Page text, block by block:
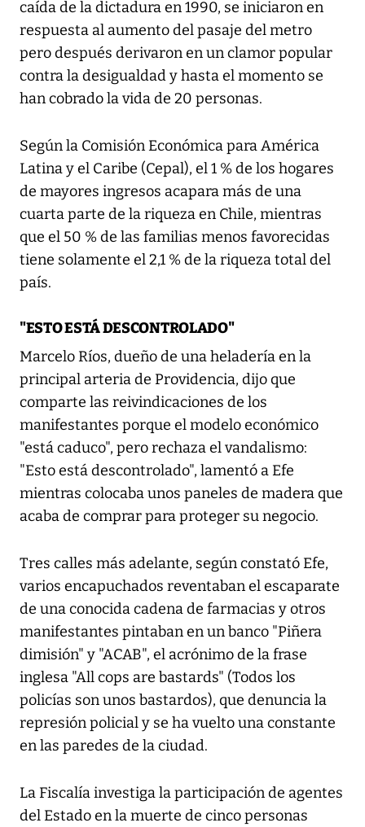
caída de la dictadura en 1990, se iniciaron en
respuesta al aumento del pasaje del metro
pero después derivaron en un clamor popular
contra la desigualdad y hasta el momento se
han cobrado la vida de 20 personas.
Según la Comisión Económica para América
Latina y el Caribe (Cepal), el 1 % de los hogares
de mayores ingresos acapara más de una
cuarta parte de la riqueza en Chile, mientras
que el 50 % de las familias menos favorecidas
tiene solamente el 2,1 % de la riqueza total del
país.
"ESTO ESTÁ DESCONTROLADO"
Marcelo Ríos, dueño de una heladería en la
principal arteria de Providencia, dijo que
comparte las reivindicaciones de los
manifestantes porque el modelo económico
"está caduco", pero rechaza el vandalismo:
"Esto está descontrolado", lamentó a Efe
mientras colocaba unos paneles de madera que
acaba de comprar para proteger su negocio.
Tres calles más adelante, según constató Efe,
varios encapuchados reventaban el escaparate
de una conocida cadena de farmacias y otros
manifestantes pintaban en un banco "Piñera
dimisión" y "ACAB", el acrónimo de la frase
inglesa "All cops are bastards" (Todos los
policías son unos bastardos), que denuncia la
represión policial y se ha vuelto una constante
en las paredes de la ciudad.
La Fiscalía investiga la participación de agentes
del Estado en la muerte de cinco personas